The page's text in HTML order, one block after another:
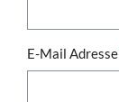
E-Mail Adresse